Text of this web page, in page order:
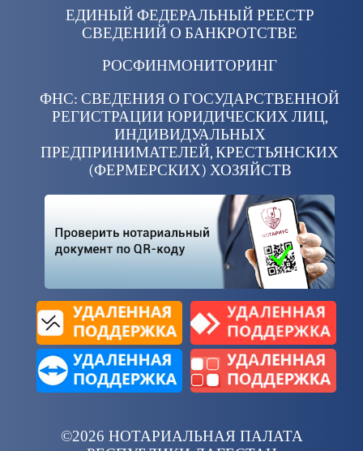
ЕДИНЫЙ ФЕДЕРАЛЬНЫЙ РЕЕСТР
СВЕДЕНИЙ О БАНКРОТСТВЕ
РОСФИНМОНИТОРИНГ
ФНС: СВЕДЕНИЯ О ГОСУДАРСТВЕННОЙ
РЕГИСТРАЦИИ ЮРИДИЧЕСКИХ ЛИЦ,
ИНДИВИДУАЛЬНЫХ
ПРЕДПРИНИМАТЕЛЕЙ, КРЕСТЬЯНСКИХ
(ФЕРМЕРСКИХ) ХОЗЯЙСТВ
©2026 НОТАРИАЛЬНАЯ ПАЛАТА